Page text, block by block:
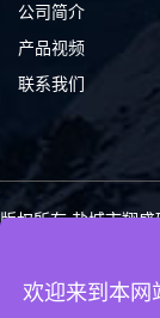
公司简介
产品视频
联系我们
版权所有 盐城市翔
关键词 : 短切碳纤维
欢迎来到本网